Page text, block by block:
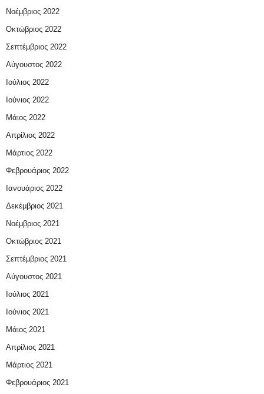
Νοέμβριος 2022
Οκτώβριος 2022
Σεπτέμβριος 2022
Αύγουστος 2022
Ιούλιος 2022
Ιούνιος 2022
Μάιος 2022
Απρίλιος 2022
Μάρτιος 2022
Φεβρουάριος 2022
Ιανουάριος 2022
Δεκέμβριος 2021
Νοέμβριος 2021
Οκτώβριος 2021
Σεπτέμβριος 2021
Αύγουστος 2021
Ιούλιος 2021
Ιούνιος 2021
Μάιος 2021
Απρίλιος 2021
Μάρτιος 2021
Φεβρουάριος 2021